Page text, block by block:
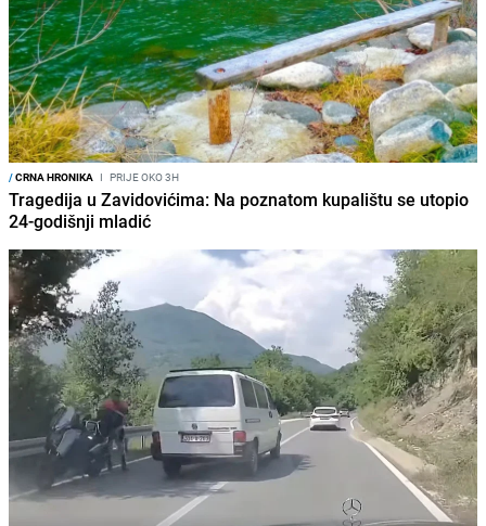
/CRNA HRONIKA I PRIJE OKO 3H
Tragedija u Zavidovićima: Na poznatom kupalištu se utopio
24-godišnji mladić